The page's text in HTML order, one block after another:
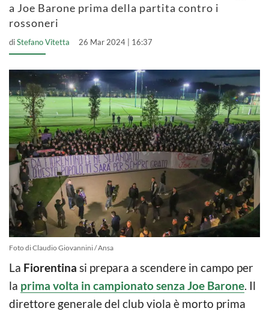
a Joe Barone prima della partita contro i
rossoneri
diStefano Vitetta 26 Mar 2024 | 16:37
Foto di Claudio Giovannini / Ansa
La Fiorentina si prepara a scendere in campo per
la prima volta in campionato senza Joe Barone. Il
direttore generale del club viola è morto prima